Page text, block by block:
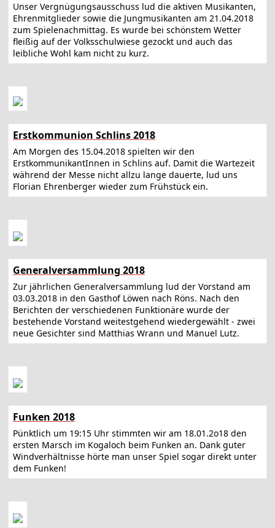
Unser Vergnügungsausschuss lud die aktiven Musikanten,
Ehrenmitglieder sowie die Jungmusikanten am 21.04.2018
zum Spielenachmittag. Es wurde bei schönstem Wetter
fleißig auf der Volksschulwiese gezockt und auch das
leibliche Wohl kam nicht zu kurz.
Erstkommunion Schlins 2018
Am Morgen des 15.04.2018 spielten wir den
ErstkommunikantInnen in Schlins auf. Damit die Wartezeit
während der Messe nicht allzu lange dauerte, lud uns
Florian Ehrenberger wieder zum Frühstück ein.
Generalversammlung 2018
Zur jährlichen Generalversammlung lud der Vorstand am
03.03.2018 in den Gasthof Löwen nach Röns. Nach den
Berichten der verschiedenen Funktionäre wurde der
bestehende Vorstand weitestgehend wiedergewählt - zwei
neue Gesichter sind Matthias Wrann und Manuel Lutz.
Funken 2018
Pünktlich um 19:15 Uhr stimmten wir am 18.01.2o18 den
ersten Marsch im Kogaloch beim Funken an. Dank guter
Windverhältnisse hörte man unser Spiel sogar direkt unter
dem Funken!